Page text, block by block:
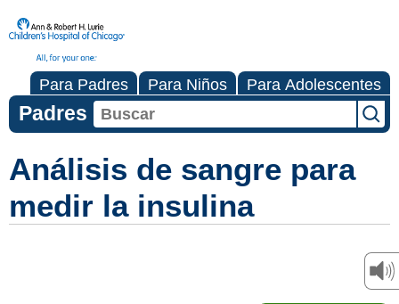
Para Padres Para Niños Para Adolescentes
Padres
Análisis de sangre para
medir la insulina